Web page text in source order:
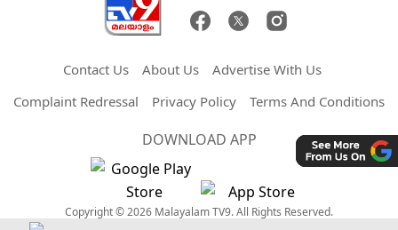
Contact Us About Us
Advertise With Us
Complaint Redressal
Privacy Policy Terms And Conditions
DOWNLOAD APP
Copyright © 2026 Malayalam TV9. All Rights Reserved.